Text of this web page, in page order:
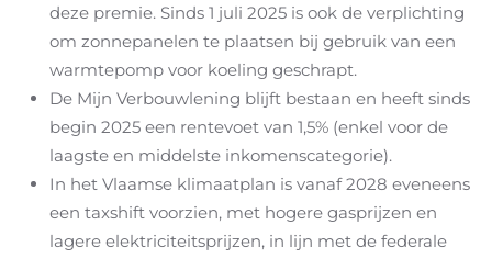
deze premie. Sinds 1 juli 2025 is ook de verplichting
om zonnepanelen te plaatsen bij gebruik van een
warmtepomp voor koeling geschrapt.
De Mijn Verbouwlening blijft bestaan en heeft sinds
begin 2025 een rentevoet van 1,5% (enkel voor de
laagste en middelste inkomenscategorie).
In het Vlaamse klimaatplan is vanaf 2028 eveneens
een taxshift voorzien, met hogere gasprijzen en
lagere elektriciteitsprijzen, in lijn met de federale